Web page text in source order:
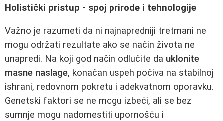
Holistički pristup - spoj prirode i tehnologije
Važno je razumeti da ni najnapredniji tretmani ne
mogu održati rezultate ako se način života ne
unapredi. Na koji god način odlučite da uklonite
masne naslage, konačan uspeh počiva na stabilnoj
ishrani, redovnom pokretu i adekvatnom oporavku.
Genetski faktori se ne mogu izbeći, ali se bez
sumnje mogu nadomestiti upornošću i